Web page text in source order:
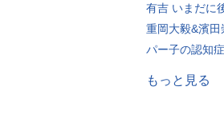
有吉 いまだに
重岡大毅&濱
パー子の認知
もっと見る